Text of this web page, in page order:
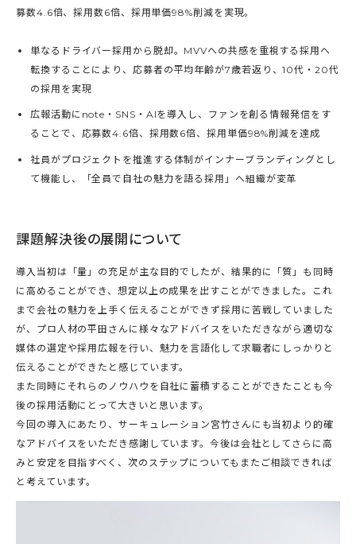
募数4.6倍、採用数6倍、採用単価98%削減を実現。
単なるドライバー採用から脱却。MVVへの共感を重視する採用へ
転換することにより、応募者の平均年齢が7歳若返り、10代・20代
の採用を実現
広報活動にnote・SNS・AIを導入し、ファンを創る情報発信をす
ることで、応募数4.6倍、採用数6倍、採用単価98%削減を達成
社員がプロジェクトを推進する体制がインナーブランディングとし
て機能し、「全員で自社の魅力を語る採用」へ組織が変革
課題解決後の展開について
導入当初は「量」の充足が主な目的でしたが、結果的に「質」も同時
に高めることができ、想定以上の成果を出すことができました。これ
まで会社の魅力を上手く伝えることができず採用に苦戦していました
が、プロ人材の平田さんに様々なアドバイスをいただきながら適切な
媒体の選定や採用広報を行い、魅力を言語化して求職者にしっかりと
伝えることができたと感じています。
また同時にそれらのノウハウを自社に蓄積することができたことも今
後の採用活動にとって大きいと思います。
今回の導入にあたり、サーキュレーション宮竹さんにも当初より的確
なアドバイスをいただき感謝しています。今後は会社としてさらに高
みと安定を目指すべく、次のステップについてもまたご相談できれば
と考えています。